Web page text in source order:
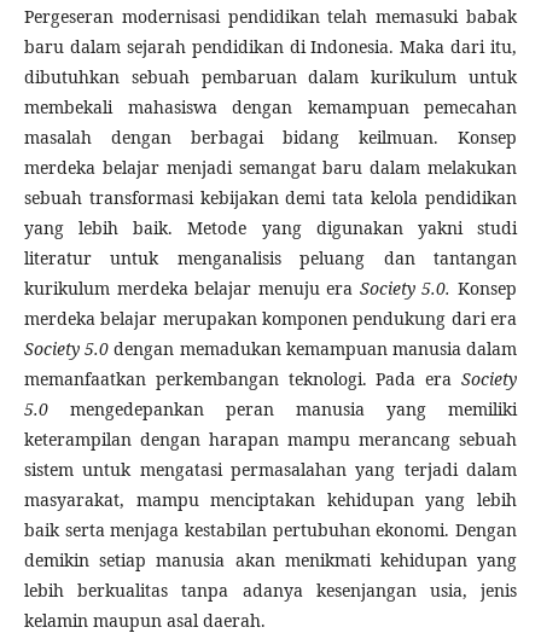
Pergeseran modernisasi pendidikan telah memasuki babak
baru dalam sejarah pendidikan di Indonesia. Maka dari itu,
dibutuhkan sebuah pembaruan dalam kurikulum untuk
membekali mahasiswa dengan kemampuan pemecahan
masalah dengan berbagai bidang keilmuan. Konsep
merdeka belajar menjadi semangat baru dalam melakukan
sebuah transformasi kebijakan demi tata kelola pendidikan
yang lebih baik. Metode yang digunakan yakni studi
literatur untuk menganalisis peluang dan tantangan
kurikulum merdeka belajar menuju era Society 5.0. Konsep
merdeka belajar merupakan komponen pendukung dari era
Society 5.0 dengan memadukan kemampuan manusia dalam
memanfaatkan perkembangan teknologi. Pada era Society
5.0 mengedepankan peran manusia yang memiliki
keterampilan dengan harapan mampu merancang sebuah
sistem untuk mengatasi permasalahan yang terjadi dalam
masyarakat, mampu menciptakan kehidupan yang lebih
baik serta menjaga kestabilan pertubuhan ekonomi. Dengan
demikin setiap manusia akan menikmati kehidupan yang
lebih berkualitas tanpa adanya kesenjangan usia, jenis
kelamin maupun asal daerah.